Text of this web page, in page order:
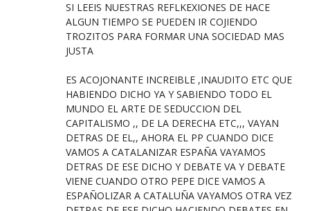
SI LEEIS NUESTRAS REFLKEXIONES DE HACE
ALGUN TIEMPO SE PUEDEN IR COJIENDO
TROZITOS PARA FORMAR UNA SOCIEDAD MAS
JUSTA
ES ACOJONANTE INCREIBLE ,INAUDITO ETC QUE
HABIENDO DICHO YA Y SABIENDO TODO EL
MUNDO EL ARTE DE SEDUCCION DEL
CAPITALISMO ,, DE LA DERECHA ETC,,, VAYAN
DETRAS DE EL,, AHORA EL PP CUANDO DICE
VAMOS A CATALANIZAR ESPAÑA VAYAMOS
DETRAS DE ESE DICHO Y DEBATE VA Y DEBATE
VIENE CUANDO OTRO PEPE DICE VAMOS A
ESPAÑOLIZAR A CATALUÑA VAYAMOS OTRA VEZ